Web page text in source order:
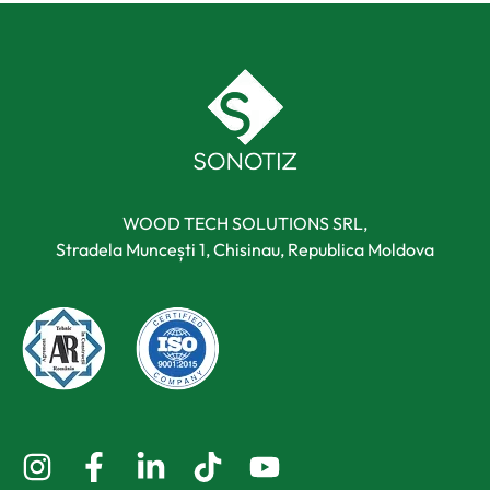
WOOD TECH SOLUTIONS SRL,
Stradela Muncești 1, Chisinau, Republica Moldova